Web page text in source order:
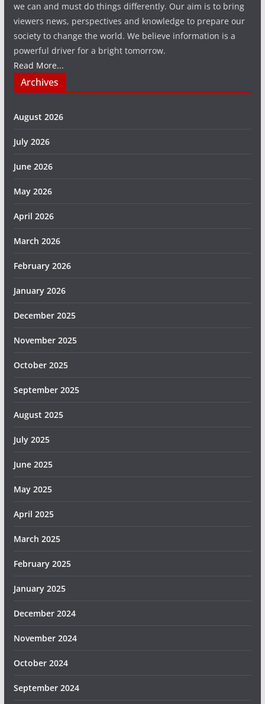
we can and must do things differently. Our aim is to bring
viewers news, perspectives and knowledge to prepare our
society to change the world. We believe information is a
powerful driver for a bright tomorrow.
Read More...
Archives
August 2026
July 2026
June 2026
May 2026
April 2026
March 2026
February 2026
January 2026
December 2025
November 2025
October 2025
September 2025
August 2025
July 2025
June 2025
May 2025
April 2025
March 2025
February 2025
January 2025
December 2024
November 2024
October 2024
September 2024